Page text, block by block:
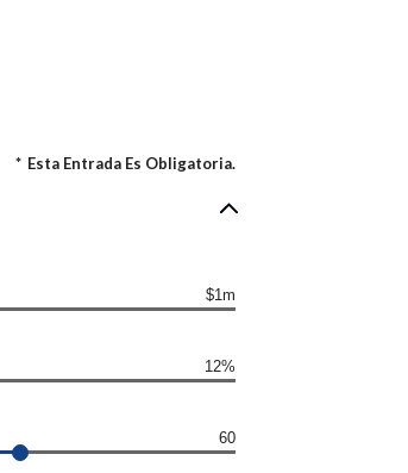
* Esta Entrada Es Obligatoria.
$1m
12%
60